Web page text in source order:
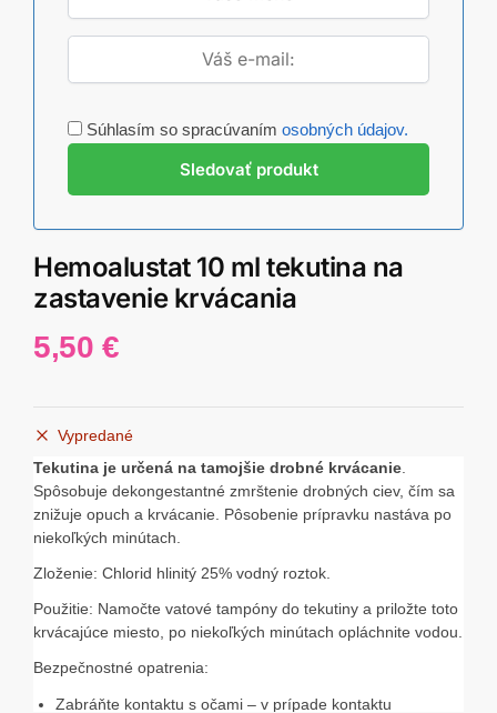
Hemoalustat 10 ml tekutina na
zastavenie krvácania
5,50 €
Tekutina je určená na tamojšie drobné krvácanie
Spôsobuje dekongestantné zmrštenie drobných ciev, čím sa
znižuje opuch a krvácanie. Pôsobenie prípravku nastáva po
niekoľkých minútach.
Zloženie: Chlorid hlinitý 25% vodný roztok.
Použitie: Namočte vatové tampóny do tekutiny a priložte toto
krvácajúce miesto, po niekoľkých minútach opláchnite vodou.
Bezpečnostné opatrenia:
Zabráňte kontaktu s očami – v prípade kontaktu
Vypredané
Súhlasím so spracúvaním osobných údajov.